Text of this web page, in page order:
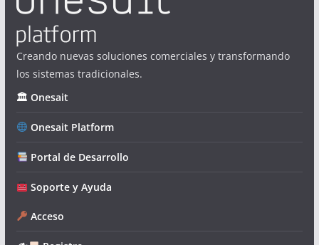
Creando nuevas soluciones comerciales y transformando
los sistemas tradicionales.
🏛 Onesait
Onesait Platform
Portal de Desarrollo
Soporte y Ayuda
Acceso